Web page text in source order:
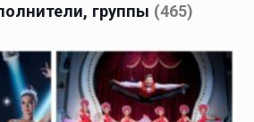
группы (465)